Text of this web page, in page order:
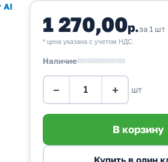
AI
1 270,00р.за 1 шт
* цена указана с учетом НДС.
Наличие
− + шт